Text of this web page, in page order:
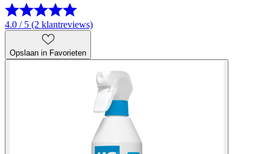
4.0 / 5 (2 klantreviews)
Opslaan in Favorieten